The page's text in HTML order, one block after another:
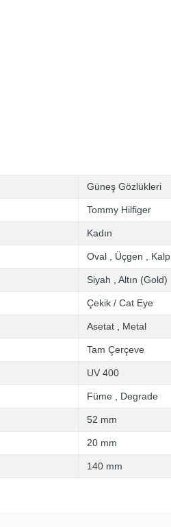
Güneş Gözlükleri
Tommy Hilfiger
Kadın
Oval Üçgen Kalp
Siyah Altın (Gold)
Çekik / Cat Eye
Asetat Metal
Tam Çerçeve
UV 400
Füme Degrade
52 mm
20 mm
140 mm